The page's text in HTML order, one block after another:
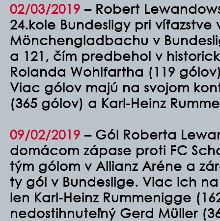
02/03/2019 – Robert
24.kole Bundesligy pri víťazstve
Mönchengladbachu v
a 121, čím predbehol v
Rolanda Wohlfartha (119
Viac gólov majú na svojom
(365 gólov) a Karl-Heinz
09/02/2019 – Gól Roberta
domácom zápase proti FC
tým gólom v Allianz Aréne a
ty gól v Bundeslige. Viac ich
len Karl-Heinz Rummenigge
nedostihnuteľný Gerd Müller